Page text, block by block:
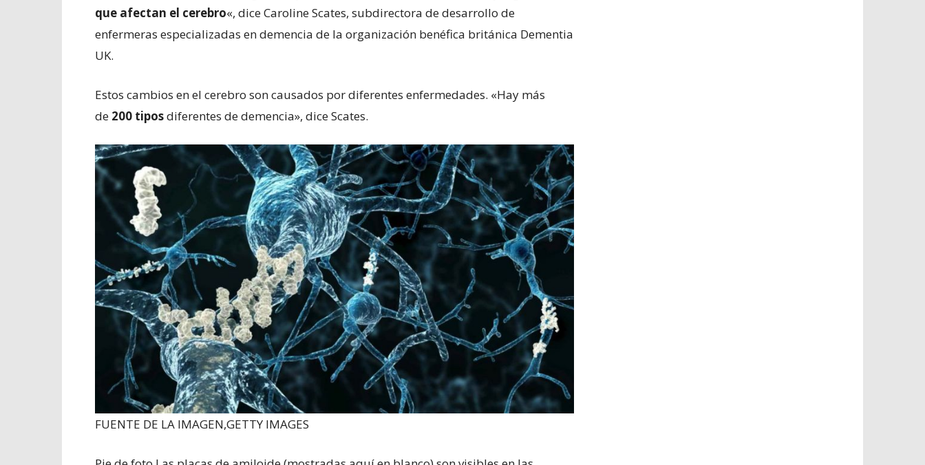
que afectan el cerebro«, dice Caroline Scates, subdirectora de desarrollo de
enfermeras especializadas en demencia de la organización benéfica británica Dementia
UK.
Estos cambios en el cerebro son causados ​​por diferentes enfermedades. «Hay más
de 200 tiposdiferentes de demencia», dice Scates.
FUENTE DE LA IMAGEN,GETTY IMAGES